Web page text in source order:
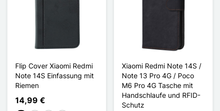
Flip Cover Xiaomi Redmi
Note 14S Einfassung mit
Riemen
14,99 €
Xiaomi Redmi Note 14S /
Note 13 Pro 4G / Poco
M6 Pro 4G Tasche mit
Handschlaufe und RFID-
Schutz